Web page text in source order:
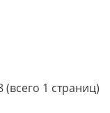
1 страниц)